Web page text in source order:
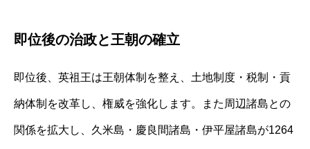
即位後の治政と王朝の確立
即位後、英祖王は王朝体制を整え、土地制度・税制・貢
納体制を改革し、権威を強化します。また周辺諸島との
関係を拡大し、久米島・慶良間諸島・伊平屋諸島が1264